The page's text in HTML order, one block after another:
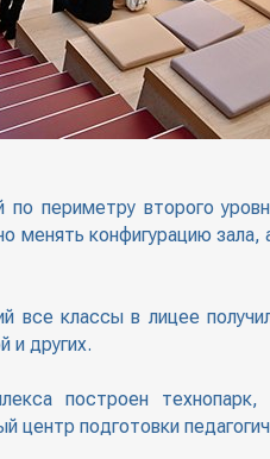
периметру второго
конфигурацию
классы в лицее
и других.
построен технопарк,
подготовки